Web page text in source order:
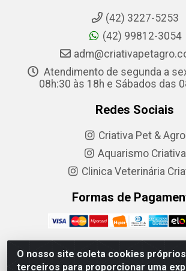
O nosso site coleta cookies
terceiros para proporcionar uma
(42) 3227-5253
(42) 99812-3054
Atendimento de segunda a
08h:30 às 18h e Sábados das
Redes Sociais
Criativa Pet & Agro
Aquarismo Criativa
Clinica Veterinária
Formas de
Criativa Produtos Agropecuarios LTDA -